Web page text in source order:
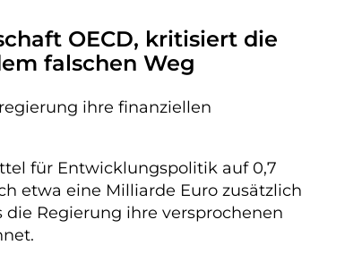
OECD, kritisiert die
falschen Weg
ihre finanziellen
für Entwicklungspolitik auf 0,7
etwa eine Milliarde Euro zusätzlich
Regierung ihre versprochenen